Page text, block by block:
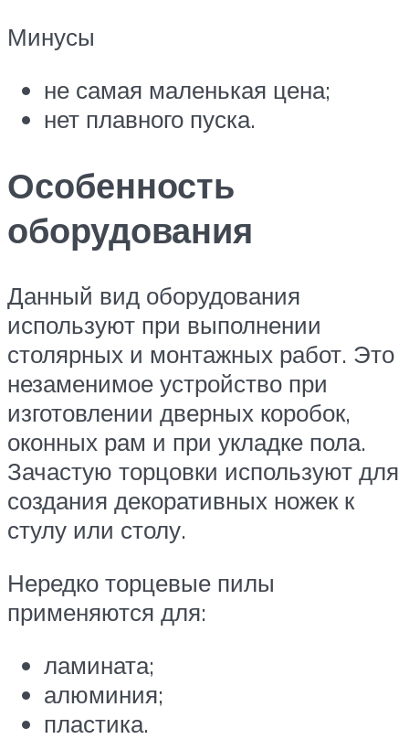
Минусы
не самая маленькая цена;
нет плавного пуска.
Особенность
оборудования
Данный вид оборудования
используют при выполнении
столярных и монтажных работ. Это
незаменимое устройство при
изготовлении дверных коробок,
оконных рам и при укладке пола.
Зачастую торцовки используют для
создания декоративных ножек к
стулу или столу.
Нередко торцевые пилы
применяются для:
ламината;
алюминия;
пластика.